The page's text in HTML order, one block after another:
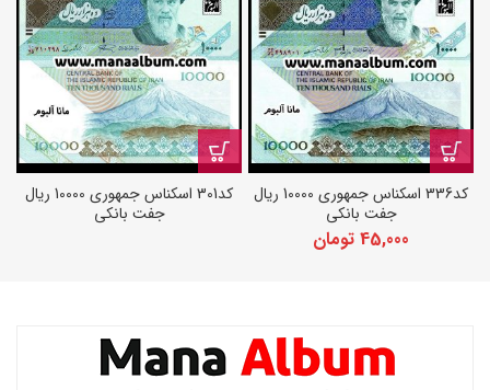
کد336 اسکناس جمهوری 10000 ریال
جفت بانکی
45,000 تومان
کد301 اسکناس جمهوری 10000 ریال
جفت بانکی